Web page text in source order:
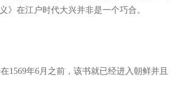
》在江户时代大兴并非是一个巧合。
1569年6月之前，该书就已经进入朝鲜并且